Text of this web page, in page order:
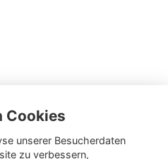
Cookies
unserer Besucherdaten
zu verbessern,